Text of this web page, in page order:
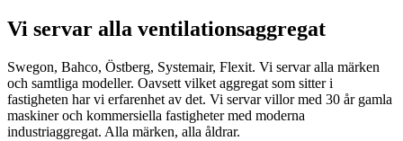
Vi servar alla ventilationsaggregat
Swegon, Bahco, Östberg, Systemair, Flexit. Vi servar alla märken
och samtliga modeller. Oavsett vilket aggregat som sitter i
fastigheten har vi erfarenhet av det. Vi servar villor med 30 år gamla
maskiner och kommersiella fastigheter med moderna
industriaggregat. Alla märken, alla åldrar.